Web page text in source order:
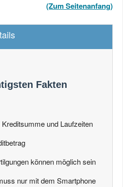
(Zum Seitenanfang)
Fakten
und Laufzeiten
können möglich sein
nur mit dem Smartphone